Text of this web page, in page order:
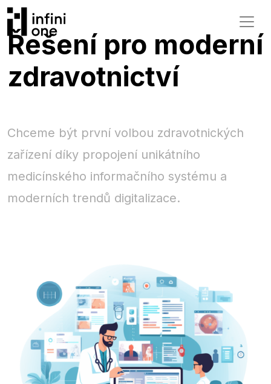
Řešení pro moderní
zdravotnictví
Chceme být první volbou zdravotnických
zařízení díky propojení unikátního
medicínského informačního systému a
moderních trendů digitalizace.